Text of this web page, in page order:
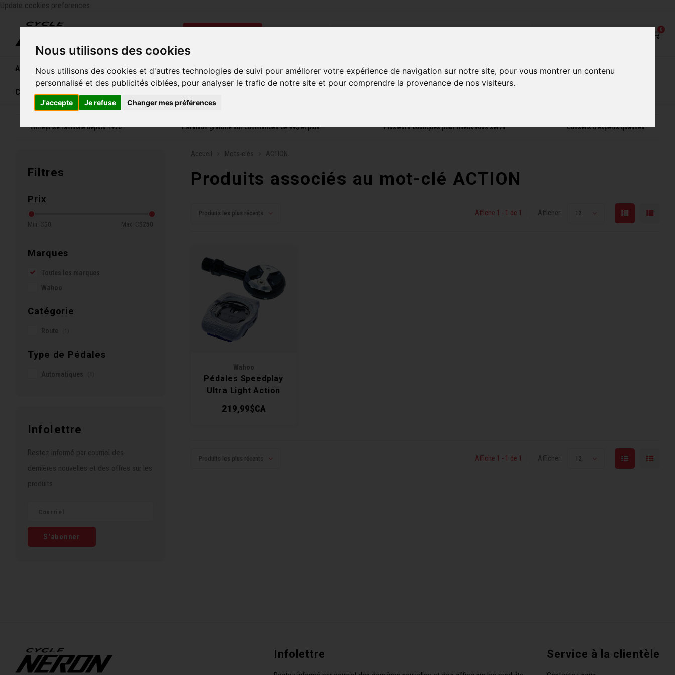
Nous utilisons des cookies
Nous utilisons des cookies et d'autres technologies de suivi pour améliorer votre expérience de navigation sur notre site, pour vous montrer un contenu
personnalisé et des publicités ciblées, pour analyser le trafic de notre site et pour comprendre la provenance de nos visiteurs.
J'accepte Je refuse Changer mes préférences
Update cookies preferences
0
Accueil Vélos Souliers Casques Femme Homme Accessoires Composantes Liquidation Nos Services Nos boutiques
Carte cadeau
Entreprise familiale depuis 1970 Livraison gratuite sur commandes de 99$ et plus* Plusieurs boutiques pour mieux vous servir Conseils d'experts qualifiés
Filtres
Prix
Min: C$ 0 Max: C$ 250
Marques
Toutes les marques
Wahoo
Catégorie
Route
Type de Pédales
Automatiques
Infolettre
Restez informé par courriel des
dernières nouvelles et des offres sur les
produits
S'abonner
Accueil Mots-clés ACTION
Produits associés au mot-clé ACTION
Produits les plus récents Affiche 1 - 1 de 1 Afficher: 12
Wahoo
Pédales Speedplay
Ultra Light Action
219,99$CA
Produits les plus récents Affiche 1 - 1 de 1 Afficher: 12
Infolettre Service à la clientèle